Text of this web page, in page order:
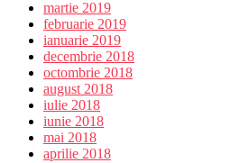
martie 2019
februarie 2019
ianuarie 2019
decembrie 2018
octombrie 2018
august 2018
iulie 2018
iunie 2018
mai 2018
aprilie 2018